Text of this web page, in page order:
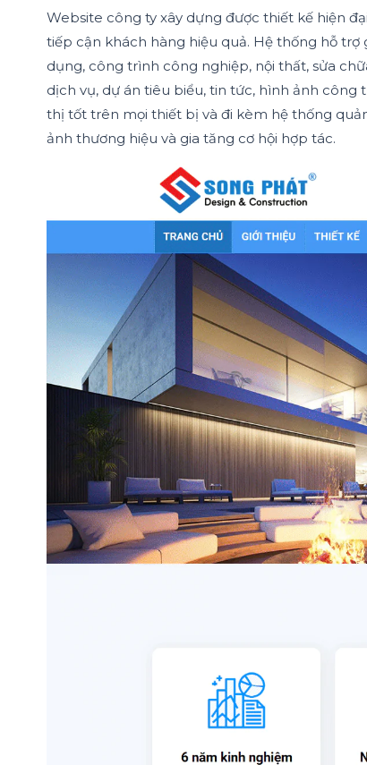
Website công ty xây dựng được thiết kế hiện
tiếp cận khách hàng hiệu quả. Hệ thống hỗ
dụng, công trình công nghiệp, nội thất, sửa
dịch vụ, dự án tiêu biểu, tin tức, hình ảnh công
thị tốt trên mọi thiết bị và đi kèm hệ thống
ảnh thương hiệu và gia tăng cơ hội hợp tác.